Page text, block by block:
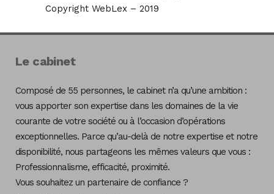
Copyright WebLex – 2019
Le cabinet
Composé de 55 personnes, le cabinet n’a qu’une ambition :
vous apporter son expertise dans les domaines de la vie
courante de votre société ou à l’occasion d’opérations
exceptionnelles. Parce qu’au-delà de notre expertise et notre
disponibilité, nous partageons les mêmes valeurs que vous :
Professionnalisme, efficacité, proximité.
Vous souhaitez un partenaire de confiance ?